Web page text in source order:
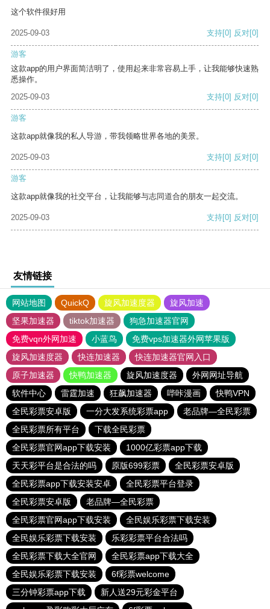
这个软件很好用
2025-09-03 支持[0] 反对[0]
游客
这款app的用户界面简洁明了，使用起来非常容易上手，让我能够快速熟
悉操作。
2025-09-03
支持[0] 反对[0]
游客
这款app就像我的私人导游，带我领略世界各地的美景。
2025-09-03 支持[0] 反对[0]
游客
这款app就像我的社交平台，让我能够与志同道合的朋友一起交流。
2025-09-03 支持[0] 反对[0]
友情链接
网站地图 QuickQ 旋风加速度器
旋风加速
坚果加速器
tiktok加速器
狗急加速器官网
免费vqn外网加速
小蓝鸟
免费vps加速器外网苹果版
旋风加速度器
快连加速器
快连加速器官网入口
原子加速器
快鸭加速器 旋风加速度器
外网网址导航
软件中心
雷霆加速 狂飙加速器 哔咔漫画
快鸭VPN
全民彩票安卓版
一分大发系统彩票app
老品牌—全民彩票
全民彩票所有平台
下载全民彩票
全民彩票官网app下载安装
1000亿彩票app下载
天天彩平台是合法的吗
原版699彩票
全民彩票安卓版
全民彩票app下载安装安卓
全民彩票平台登录
全民彩票安卓版
老品牌—全民彩票
全民彩票官网app下载安装
全民娱乐彩票下载安装
全民娱乐彩票下载安装
乐彩彩票平台合法吗
全民彩票下载大全官网
全民彩票app下载大全
全民娱乐彩票下载安装
6f彩票welcome
三分钟彩票app下载
新人送29元彩金平台